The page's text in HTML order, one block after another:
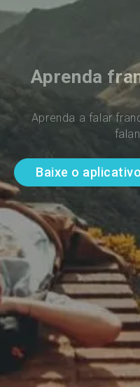
Aprenda
Aprenda a falar
Baixe o aplicativo